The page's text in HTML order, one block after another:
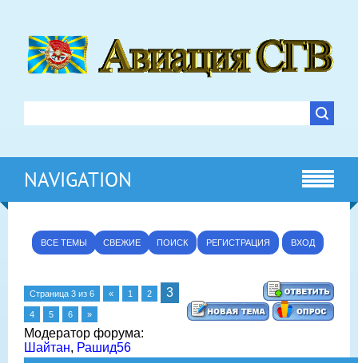
NAVIGATION
ВСЕ ТЕМЫ СВЕЖИЕ ПОИСК РЕГИСТРАЦИЯ ВХОД
Страница 3 из 6 « 1 2 3
4 5 6 »
Модератор форума:
Шайтан, Рашид56